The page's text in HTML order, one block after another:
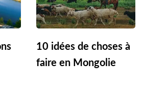
10 idées de choses à
faire en Mongolie